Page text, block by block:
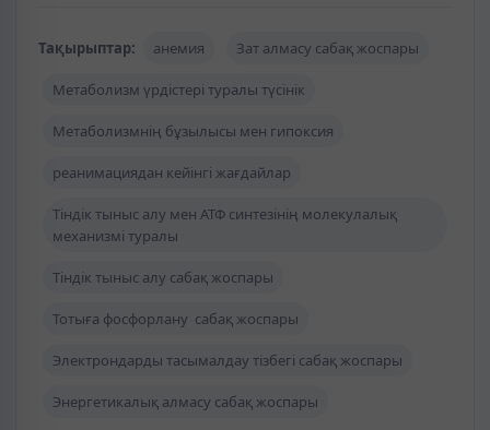
Тақырыптар: анемия Зат алмасу сабақ жоспары
Метаболизм үрдістері туралы түсінік
Метаболизмнің бұзылысы мен гипоксия
реанимациядан кейінгі жағдайлар
Тіндік тыныс алу мен АТФ синтезінің молекулалық
механизмі туралы
Тіндік тыныс алу сабақ жоспары
Тотыға фосфорлану сабақ жоспары
Электрондарды тасымалдау тізбегі сабақ жоспары
Энергетикалық алмасу сабақ жоспары